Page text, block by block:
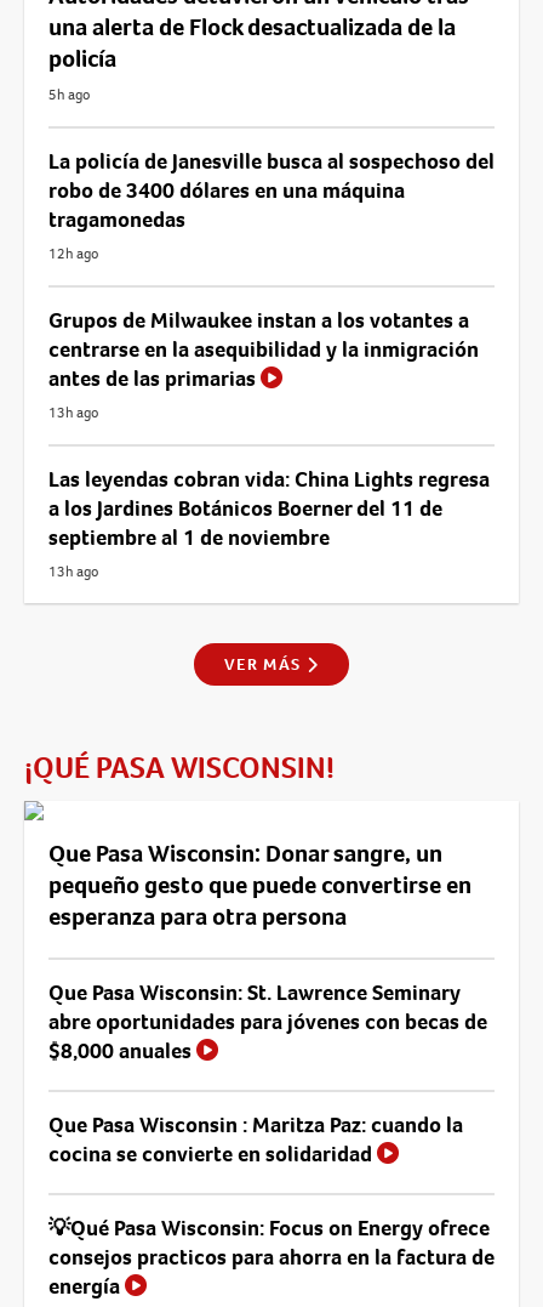
una alerta de Flock desactualizada de la
policía
5h ago
La policía de Janesville busca al sospechoso del
robo de 3400 dólares en una máquina
tragamonedas
12h ago
Grupos de Milwaukee instan a los votantes a
centrarse en la asequibilidad y la inmigración
antes de las primarias
13h ago
Las leyendas cobran vida: China Lights regresa
a los Jardines Botánicos Boerner del 11 de
septiembre al 1 de noviembre
13h ago
VER MÁS
¡QUÉ PASA WISCONSIN!
Que Pasa Wisconsin: Donar sangre, un
pequeño gesto que puede convertirse en
esperanza para otra persona
Que Pasa Wisconsin: St. Lawrence Seminary
abre oportunidades para jóvenes con becas de
$8,000 anuales
Que Pasa Wisconsin : Maritza Paz: cuando la
cocina se convierte en solidaridad
💡Qué Pasa Wisconsin: Focus on Energy ofrece
consejos practicos para ahorra en la factura de
energía